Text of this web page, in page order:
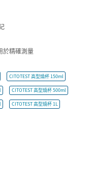
於精確測量
CITOTEST 高型燒杯 150ml
CITOTEST 高型燒杯 500ml
CITOTEST 高型燒杯 1L